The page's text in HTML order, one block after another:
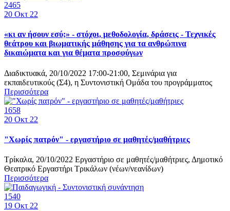
2465
20 Οκτ 22
«κι αν ήσουν εσύ;» - στόχοι, μεθοδολογία, δράσεις - Τεχνικές
θεάτρου και βιωματικής μάθησης για τα ανθρώπινα
δικαιώματα και για θέματα προσφύγων
Διαδικτυακά, 20/10/2022 17:00-21:00, Σεμινάρια για
εκπαιδευτικούς (Σ4), η Συντονιστική Ομάδα του προγράμματος
Περισσότερα
1658
20 Οκτ 22
"Χωρίς πατρόν" - εργαστήριο σε μαθητές/μαθήτριες
Τρίκαλα, 20/10/2022 Εργαστήριο σε μαθητές/μαθήτριες, Δημοτικό
Θεατρικό Εργαστήρι Τρικάλων (νέων/νεανίδων)
Περισσότερα
1540
19 Οκτ 22